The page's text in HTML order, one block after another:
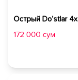
Острый Do’stlar 4х
172 000 сум